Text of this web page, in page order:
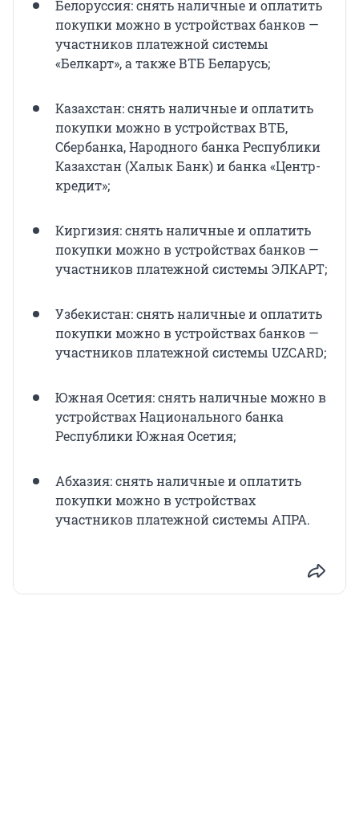
Белоруссия: снять наличные и оплатить
покупки можно в устройствах банков —
участников платежной системы
«Белкарт», а также ВТБ Беларусь;
Казахстан: снять наличные и оплатить
покупки можно в устройствах ВТБ,
Сбербанка, Народного банка Республики
Казахстан (Халык Банк) и банка «Центр-
кредит»;
Киргизия: снять наличные и оплатить
покупки можно в устройствах банков —
участников платежной системы ЭЛКАРТ;
Узбекистан: снять наличные и оплатить
покупки можно в устройствах банков —
участников платежной системы UZCARD;
Южная Осетия: снять наличные можно в
устройствах Национального банка
Республики Южная Осетия;
Абхазия: снять наличные и оплатить
покупки можно в устройствах
участников платежной системы АПРА.